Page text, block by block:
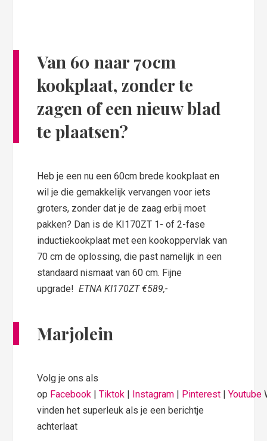
Van 60 naar 70cm
kookplaat, zonder te
zagen of een nieuw blad
te plaatsen?
Heb je een nu een 60cm brede kookplaat en
wil je die gemakkelijk vervangen voor iets
groters, zonder dat je de zaag erbij moet
pakken? Dan is de KI170ZT 1- of 2-fase
inductiekookplaat met een kookoppervlak van
70 cm de oplossing, die past namelijk in een
standaard nismaat van 60 cm. Fijne
upgrade!ETNA KI170ZT €589,-
Marjolein
Volg je ons als
op Facebook |Tiktok Instagram Pinterest |Youtube
vinden het superleuk als je een berichtje
achterlaat